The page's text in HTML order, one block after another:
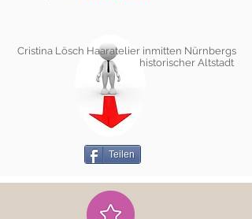
Teilen
Cristina Lösch Haaratelier inmitten Nürnbergs
historischer Altstadt